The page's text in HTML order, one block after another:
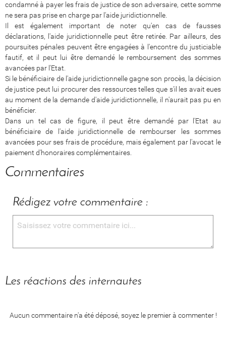
condamné à payer les frais de justice de son adversaire, cette somme
ne sera pas prise en charge par l'aide juridictionnelle.
Il est également important de noter qu'en cas de fausses
déclarations, l'aide juridictionnelle peut être retirée. Par ailleurs, des
poursuites pénales peuvent être engagées à l'encontre du justiciable
fautif, et il peut lui être demandé le remboursement des sommes
avancées par l'Etat.
Si le bénéficiaire de l'aide juridictionnelle gagne son procès, la décision
de justice peut lui procurer des ressources telles que s'il les avait eues
au moment de la demande d'aide juridictionnelle, il n'aurait pas pu en
bénéficier.
Dans un tel cas de figure, il peut être demandé par l'Etat au
bénéficiaire de l'aide juridictionnelle de rembourser les sommes
avancées pour ses frais de procédure, mais également par l'avocat le
paiement d'honoraires complémentaires.
Commentaires
Rédigez votre commentaire :
Les réactions des internautes
Aucun commentaire n'a été déposé, soyez le premier à commenter !